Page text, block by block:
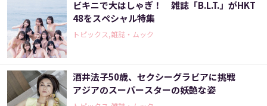
ビキニで大はしゃぎ！ 雑誌「B.L.T.」がHKT
48をスペシャル特集
トピックス,雑誌・ムック
酒井法子50歳、セクシーグラビアに挑戦
アジアのスーパースターの妖艶な姿